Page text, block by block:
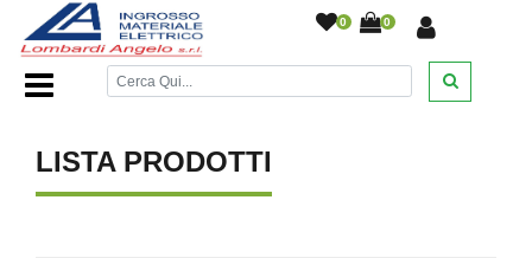
0 0
Home Page//
LISTA PRODOTTI